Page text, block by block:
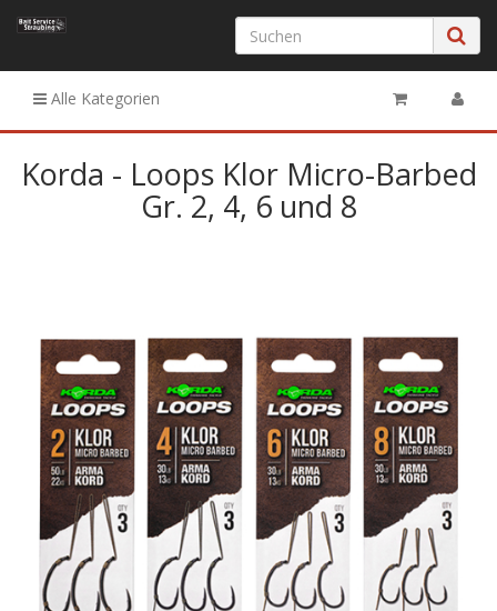
Alle Kategorien
Korda - Loops Klor Micro-Barbed
Gr. 2, 4, 6 und 8